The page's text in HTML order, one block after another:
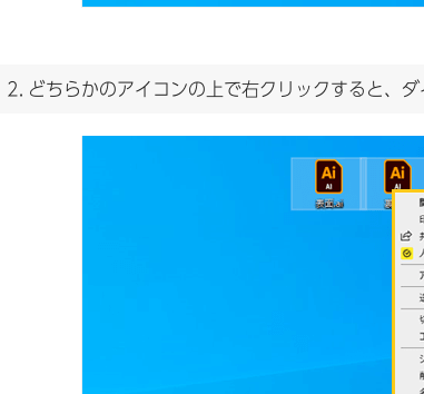
2. どちらかのアイコンの上で右クリックすると、ダ